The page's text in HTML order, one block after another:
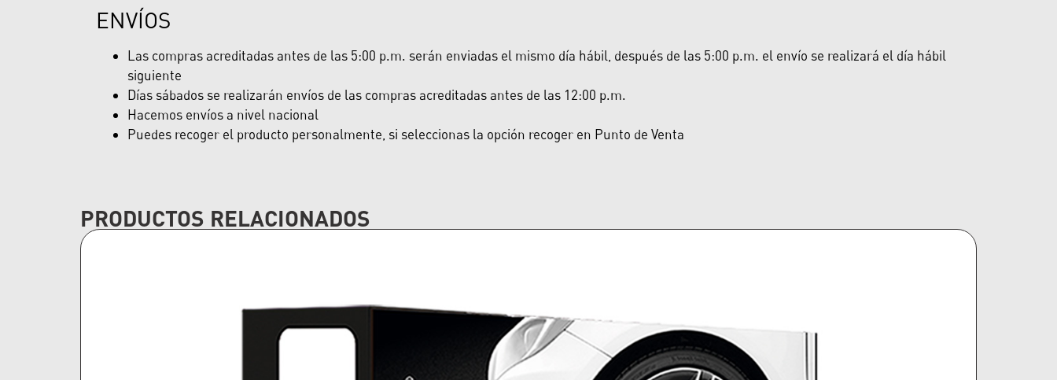
ENVÍOS
Las compras acreditadas antes de las 5:00 p.m. serán enviadas el mismo día hábil, después de las 5:00 p.m. el envío se realizará el día hábil
siguiente
Días sábados se realizarán envíos de las compras acreditadas antes de las 12:00 p.m.
Hacemos envíos a nivel nacional
Puedes recoger el producto personalmente, si seleccionas la opción recoger en Punto de Venta
PRODUCTOS RELACIONADOS